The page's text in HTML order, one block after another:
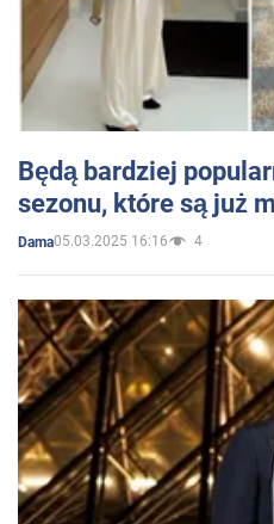
Będą bardziej
sezonu, które są już
Dama05.03.2025 16:16 4